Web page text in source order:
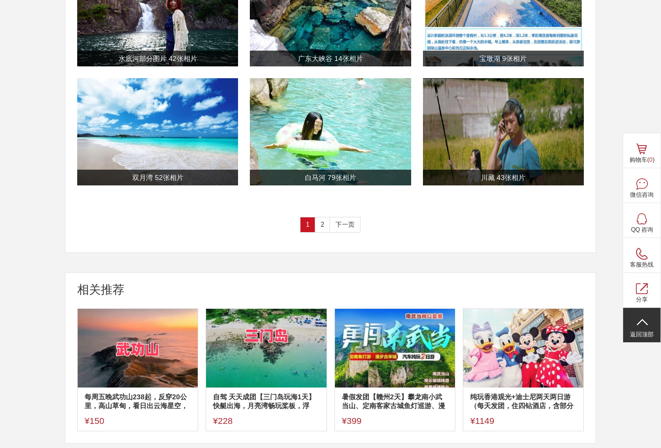
水底河部分图片 42张相片 广东大峡谷 14张相片 宝墩湖 9张相片
双月湾 52张相片 白马河 79张相片 川藏 43张相片
1 2 下一页
相关推荐
每周五晚武功山238起，反穿20公
里，高山草甸，看日出云海星空，
¥150
自驾 天天成团【三门岛玩海1天】
快艇出海，月亮湾畅玩桨板，浮
¥228
暑假发团【赣州2天】攀龙南小武
当山、定南客家古城鱼灯巡游、漫
¥399
纯玩香港观光+迪士尼两天两日游
（每天发团，住四钻酒店，含部分
¥1149
购物车(0)
微信咨询
QQ 咨询
客服热线
分享
返回顶部